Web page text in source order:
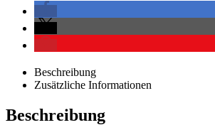
Beschreibung
Zusätzliche Informationen
Beschreibung